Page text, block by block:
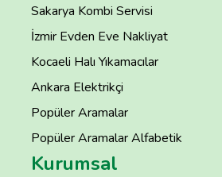
Sakarya Kombi Servisi
İzmir Evden Eve Nakliyat
Kocaeli Halı Yıkamacılar
Ankara Elektrikçi
Popüler Aramalar
Popüler Aramalar Alfabetik
Kurumsal